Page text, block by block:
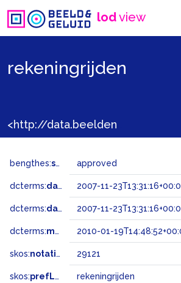
lodview
rekeningrijden
bengthes:status approved
dcterms:dateAccepted 2007-11-
dcterms:dateSubmitted 2007-11-
dcterms:modified 2010-01-
skos:notation 29121
skos:prefLabel rekeningrijden